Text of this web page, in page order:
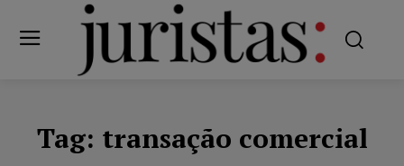
Tag: transação comercial